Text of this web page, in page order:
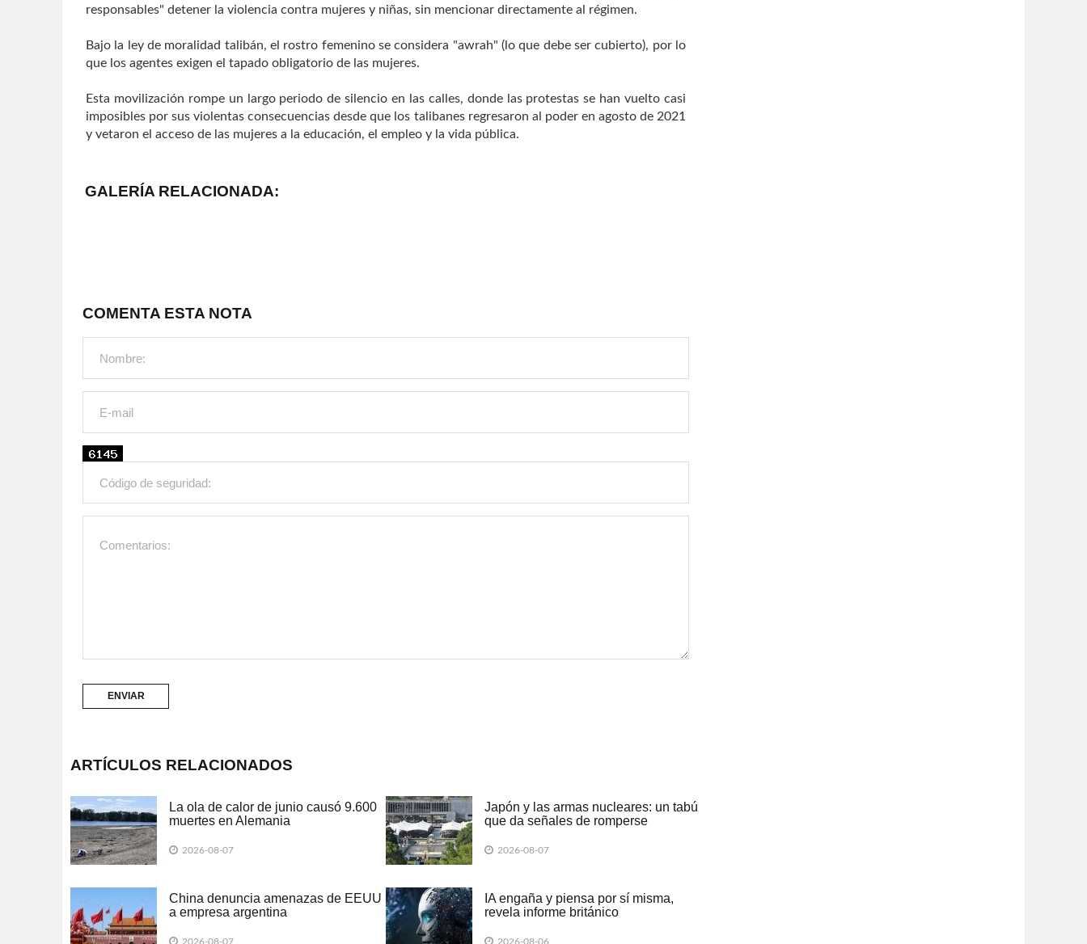
responsables" detener la violencia contra mujeres y niñas, sin mencionar directamente al régimen.
Bajo la ley de moralidad talibán, el rostro femenino se considera "awrah" (lo que debe ser cubierto), por lo
que los agentes exigen el tapado obligatorio de las mujeres.
Esta movilización rompe un largo periodo de silencio en las calles, donde las protestas se han vuelto casi
imposibles por sus violentas consecuencias desde que los talibanes regresaron al poder en agosto de 2021
y vetaron el acceso de las mujeres a la educación, el empleo y la vida pública.
GALERÍA RELACIONADA:
COMENTA ESTA NOTA
ARTÍCULOS RELACIONADOS
La ola de calor de junio causó 9.600
muertes en Alemania
2026-08-07
Japón y las armas nucleares: un tabú
que da señales de romperse
2026-08-07
China denuncia amenazas de EEUU
a empresa argentina
2026-08-07
IA engaña y piensa por sí misma,
revela informe británico
2026-08-06